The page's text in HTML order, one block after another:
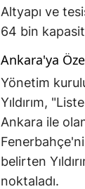
Altyapı ve
64 bin
Ankara'ya
Yönetim
Yıldırım,
Ankara ile
belirten
noktaladı.